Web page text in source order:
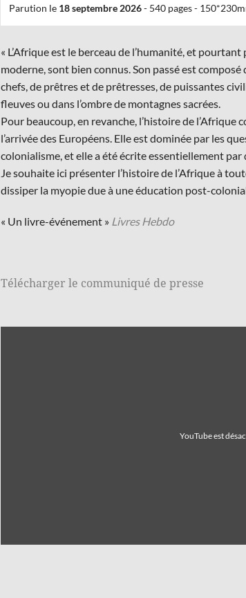
Parution le 18 septembre 2026- 540 pages-
« L’Afrique est le berceau de l’humanité, et
moderne, sont bien connus. Son passé est
chefs, de prêtres et de prêtresses, de puissantes
fleuves ou dans l’ombre de montagnes sacrées.
Pour beaucoup, en revanche, l’histoire de l’Afrique
l’arrivée des Européens. Elle est dominée par les
colonialisme, et elle a été écrite essentiellement par
Je souhaite ici présenter l’histoire de l’Afrique à
dissiper la myopie due à une éducation post-
« Un livre-événement » Livres Hebdo
Télécharger le communiqué de presse
YouTube est